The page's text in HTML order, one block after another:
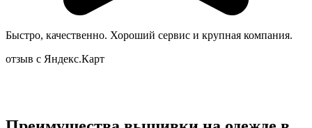
Быстро, качественно. Хороший сервис и крупная компания.
отзыв с Яндекс.Карт